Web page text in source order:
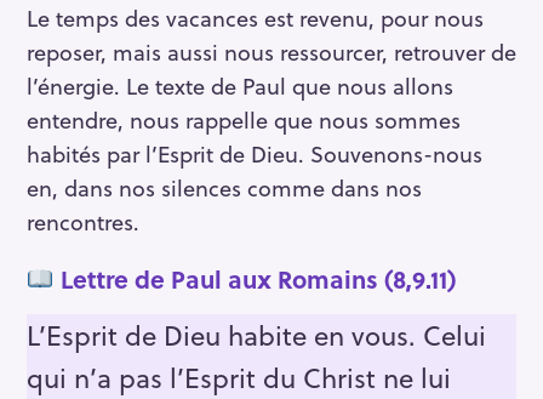
Le temps des vacances est revenu, pour nous
reposer, mais aussi nous ressourcer, retrouver de
l’énergie. Le texte de Paul que nous allons
entendre, nous rappelle que nous sommes
habités par l’Esprit de Dieu. Souvenons-nous
en, dans nos silences comme dans nos
rencontres.
Lettre de Paul aux Romains (8,9.11)
L’Esprit de Dieu habite en vous. Celui
qui n’a pas l’Esprit du Christ ne lui